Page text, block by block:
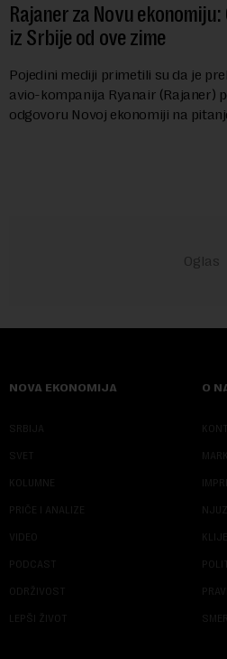
Rajaner za Novu
iz Srbije od ove zime
Pojedini mediji primetili su da je
avio-kompanija Ryanair (Rajaner)
odgovoru Novoj ekonomiji na
NOVA EKONOMIJA
SRBIJA
SVET
KOLUMNE
PRIČE I ANALIZE
VIDEO
PODCAST
ODRŽIVOST
LEPŠI ŽIVOT
O